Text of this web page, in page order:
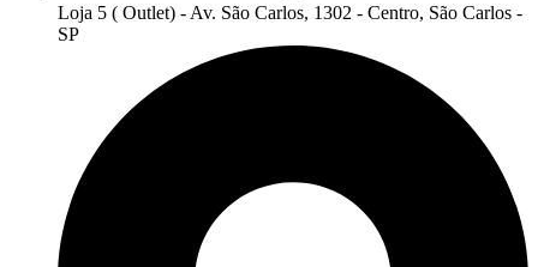
Loja 5 ( Outlet) - Av. São Carlos, 1302 - Centro, São Carlos -
SP